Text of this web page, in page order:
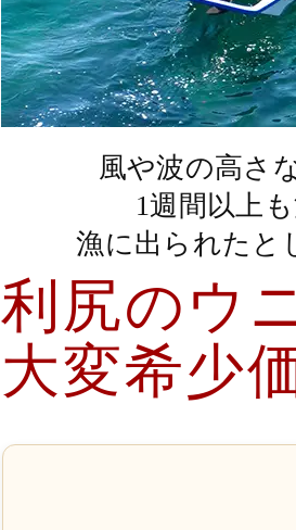
風や波の高さ
1週間以上
漁に出られたと
利尻のウ
大変希少